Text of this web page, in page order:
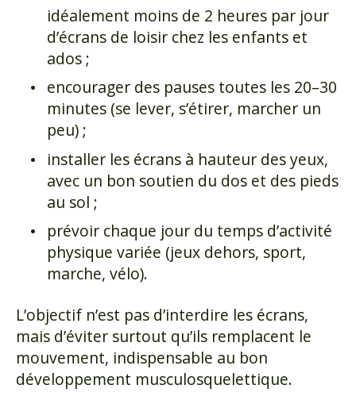
idéalement moins de 2 heures par jour
d’écrans de loisir chez les enfants et
ados ;
encourager des pauses toutes les 20–30
minutes (se lever, s’étirer, marcher un
peu) ;
installer les écrans à hauteur des yeux,
avec un bon soutien du dos et des pieds
au sol ;
prévoir chaque jour du temps d’activité
physique variée (jeux dehors, sport,
marche, vélo).
L’objectif n’est pas d’interdire les écrans,
mais d’éviter surtout qu’ils remplacent le
mouvement, indispensable au bon
développement musculosquelettique.